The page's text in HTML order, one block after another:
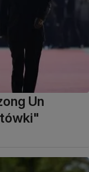
Un